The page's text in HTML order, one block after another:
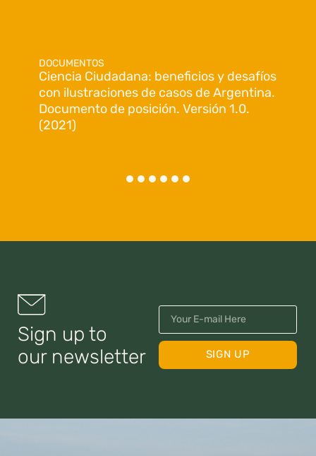
DOCUMENTOS
Ciencia Ciudadana: beneficios y desafíos
con ilustraciones de casos de Argentina.
Documento de posición. Versión 1.0.
(2021)
Sign up to
our newsletter
SIGN UP